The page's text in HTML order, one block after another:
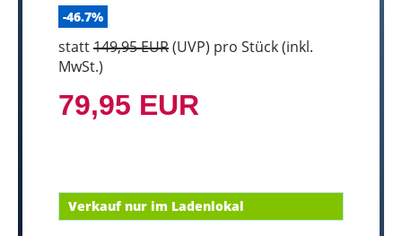
-46.7%
statt149,95 EUR(UVP) pro Stück (inkl.
MwSt.)
79,95 EUR
Verkauf nur im Ladenlokal